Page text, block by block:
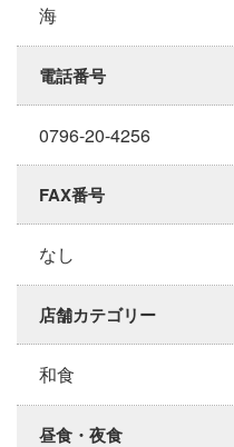
海
電話番号
0796-20-4256
FAX番号
なし
店舗カテゴリー
和食
昼食・夜食